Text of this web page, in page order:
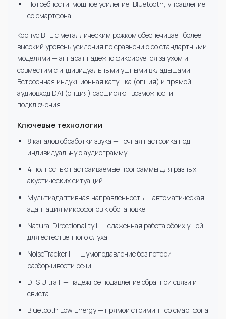
Потребности: мощное усиление, Bluetooth, управление
со смартфона
Корпус BTE с металлическим рожком обеспечивает более
высокий уровень усиления по сравнению со стандартными
моделями — аппарат надёжно фиксируется за ухом и
совместим с индивидуальными ушными вкладышами.
Встроенная индукционная катушка (опция) и прямой
аудиовход DAI (опция) расширяют возможности
подключения.
Ключевые технологии
8 каналов обработки звука — точная настройка под
индивидуальную аудиограмму
4 полностью настраиваемые программы для разных
акустических ситуаций
Мультиадаптивная направленность — автоматическая
адаптация микрофонов к обстановке
Natural Directionality II — слаженная работа обоих ушей
для естественного слуха
NoiseTracker II — шумоподавление без потери
разборчивости речи
DFS Ultra II — надёжное подавление обратной связи и
свиста
Bluetooth Low Energy — прямой стриминг со смартфона